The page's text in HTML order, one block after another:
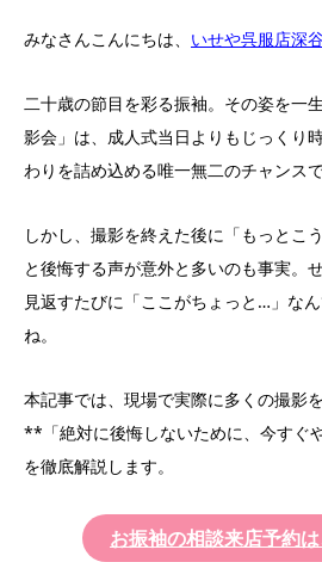
みなさんこんにちは、 いせや呉服店深
二十歳の節目を彩る振袖。その姿を一
影会」は、成人式当日よりもじっくり
わりを詰め込める唯一無二のチャンスで
しかし、撮影を終えた後に「もっとこ
と後悔する声が意外と多いのも事実。
見返すたびに「ここがちょっと…」な
ね。
本記事では、現場で実際に多くの撮影
**「絶対に後悔しないために、今すぐ
を徹底解説します。
お振袖の相談来店予約